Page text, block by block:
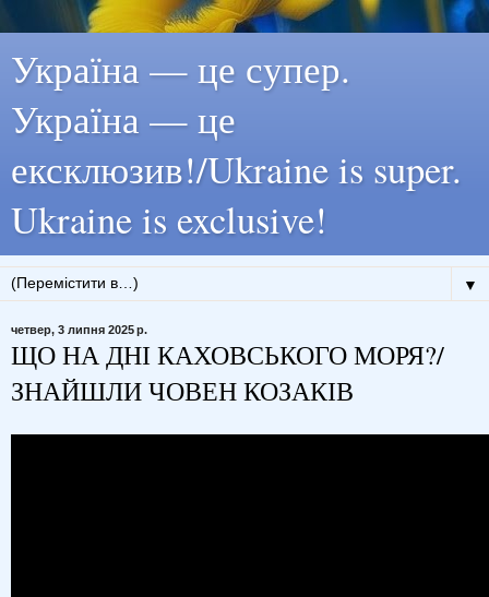
Україна — це супер.
Україна — це
ексклюзив!/Ukraine is super.
Ukraine is exclusive!
▼
четвер, 3 липня 2025 р.
ЩО НА ДНІ КАХОВСЬКОГО МОРЯ?/
ЗНАЙШЛИ ЧОВЕН КОЗАКІВ